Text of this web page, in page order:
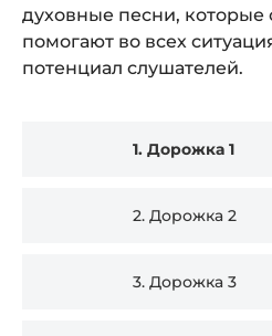
духовные песни, которые
помогают во всех
потенциал слушателей.
1. Дорожка 1
2. Дорожка 2
3. Дорожка 3